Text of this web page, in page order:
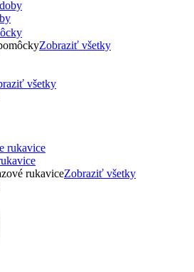
Zobraziť všetky
všetky
rukaviceZobraziť všetky